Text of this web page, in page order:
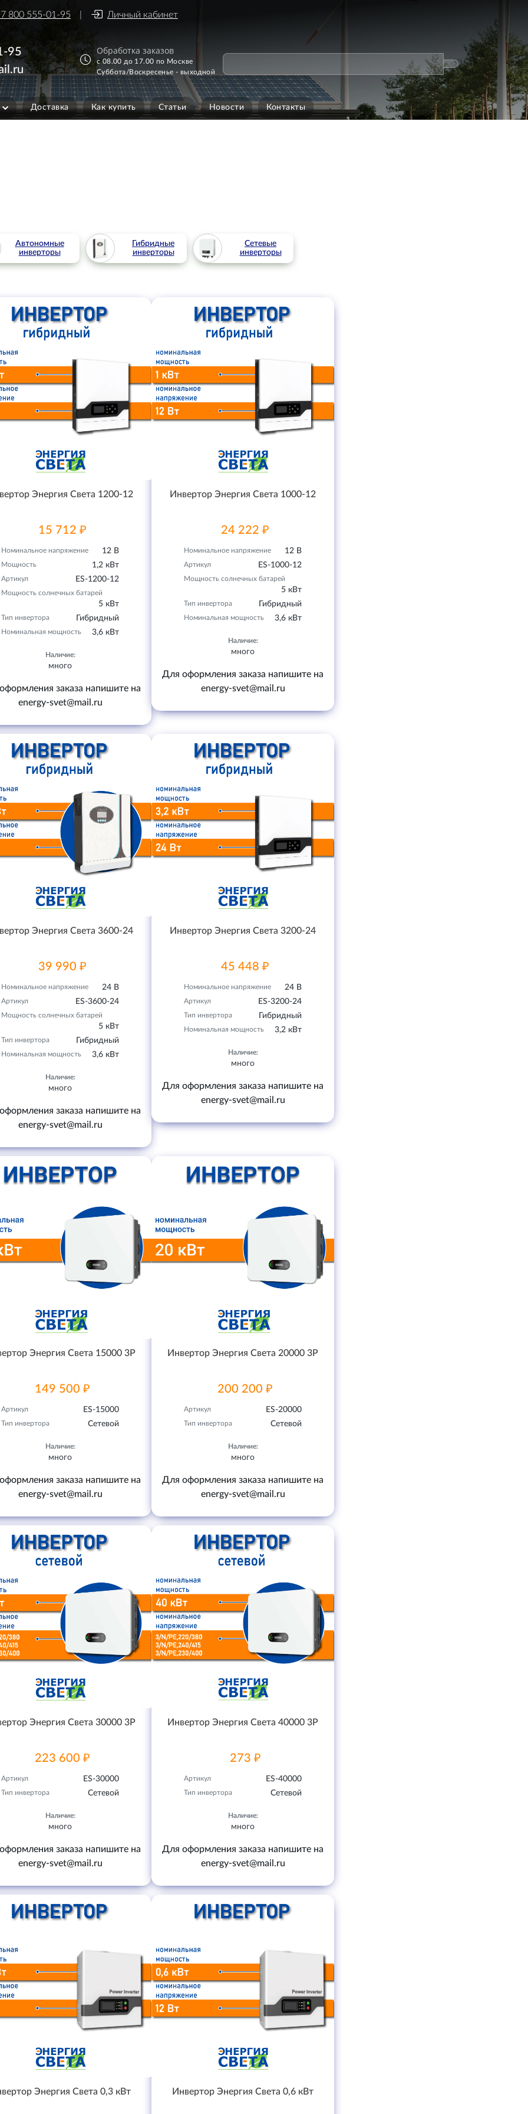
800 555-01-95 Личный кабинет
95
Обработка заказов
с 08.00 до 17.00 по Москве
Суббота/Воскресенье - выходной
Доставка Как купить Статьи Новости Контакты
Автономные
инверторы
Гибридные
инверторы
Сетевые
инверторы
Энергия Света 1200-12
15 712 ₽
Номинальное напряжение 12 В
Мощность 1,2 кВт
Артикул ES-1200-12
Мощность солнечных батарей
5 кВт
Тип инвертора Гибридный
Номинальная мощность 3,6 кВт
Наличие:
много
заказа напишите на
energy-svet@mail.ru
Инвертор Энергия Света 1000-12
24 222 ₽
Номинальное напряжение 12 В
Артикул ES-1000-12
Мощность солнечных батарей
5 кВт
Тип инвертора Гибридный
Номинальная мощность 3,6 кВт
Наличие:
много
Для оформления заказа напишите на
energy-svet@mail.ru
Энергия Света 3600-24
39 990 ₽
Номинальное напряжение 24 В
Артикул ES-3600-24
Мощность солнечных батарей
5 кВт
Тип инвертора Гибридный
Номинальная мощность 3,6 кВт
Наличие:
много
заказа напишите на
energy-svet@mail.ru
Инвертор Энергия Света 3200-24
45 448 ₽
Номинальное напряжение 24 В
Артикул ES-3200-24
Тип инвертора Гибридный
Номинальная мощность 3,2 кВт
Наличие:
много
Для оформления заказа напишите на
energy-svet@mail.ru
Энергия Света 15000 3P
149 500 ₽
Артикул ES-15000
Тип инвертора Сетевой
Наличие:
много
заказа напишите на
energy-svet@mail.ru
Инвертор Энергия Света 20000 3P
200 200 ₽
Артикул ES-20000
Тип инвертора Сетевой
Наличие:
много
Для оформления заказа напишите на
energy-svet@mail.ru
Энергия Света 30000 3P
223 600 ₽
Артикул ES-30000
Тип инвертора Сетевой
Наличие:
много
заказа напишите на
energy-svet@mail.ru
Инвертор Энергия Света 40000 3P
273 ₽
Артикул ES-40000
Тип инвертора Сетевой
Наличие:
много
Для оформления заказа напишите на
energy-svet@mail.ru
Энергия Света 0,3 кВт Инвертор Энергия Света 0,6 кВт